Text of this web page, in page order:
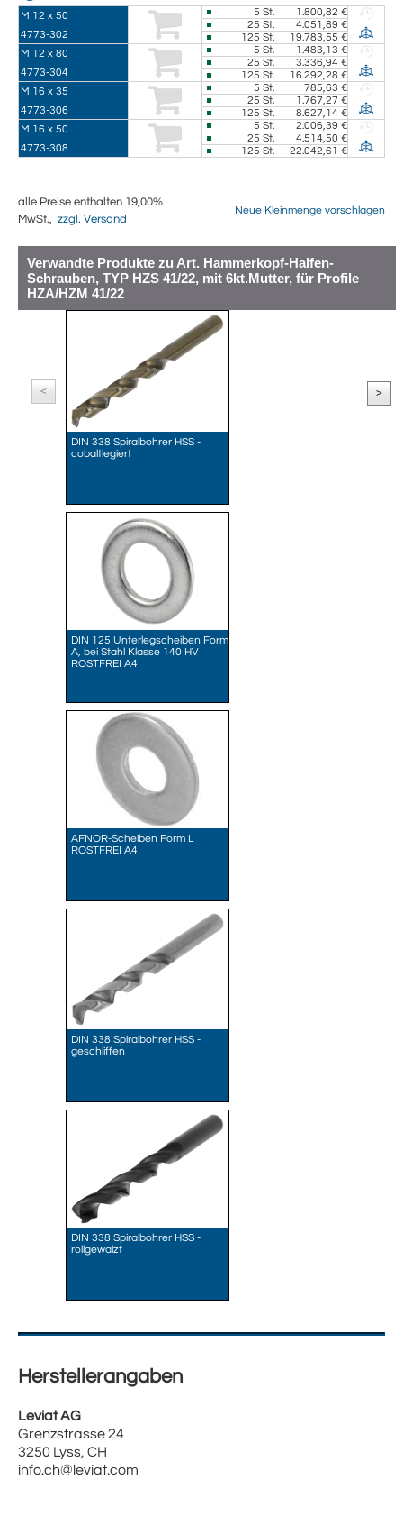
M 12 x 50
4773-302
5 St.
1.800,82 €
25 St.
4.051,89 €
125 St.
19.783,55 €
M 12 x 80
4773-304
5 St.
1.483,13 €
25 St.
3.336,94 €
125 St.
16.292,28 €
M 16 x 35
4773-306
5 St.
785,63 €
25 St.
1.767,27 €
125 St.
8.627,14 €
M 16 x 50
4773-308
5 St.
2.006,39 €
25 St.
4.514,50 €
125 St. 22.042,61 €
alle Preise enthalten 19,00%
MwSt., zzgl. Versand
Neue Kleinmenge vorschlagen
Verwandte Produkte zu Art. Hammerkopf-Halfen-
Schrauben, TYP HZS 41/22, mit 6kt.Mutter, für Profile
HZA/HZM 41/22
<
DIN 338 Spiralbohrer HSS -
cobaltlegiert
DIN 125 Unterlegscheiben Form
A, bei Stahl Klasse 140 HV
ROSTFREI A4
AFNOR-Scheiben Form L
ROSTFREI A4
DIN 338 Spiralbohrer HSS -
geschliffen
DIN 338 Spiralbohrer HSS -
rollgewalzt
>
Herstellerangaben
Leviat AG
Grenzstrasse 24
3250 Lyss, CH
info.ch@leviat.com